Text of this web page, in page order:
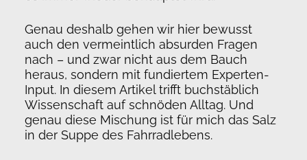
Genau deshalb gehen wir hier bewusst
auch den vermeintlich absurden Fragen
nach – und zwar nicht aus dem Bauch
heraus, sondern mit fundiertem Experten-
Input. In diesem Artikel trifft buchstäblich
Wissenschaft auf schnöden Alltag. Und
genau diese Mischung ist für mich das Salz
in der Suppe des Fahrradlebens.